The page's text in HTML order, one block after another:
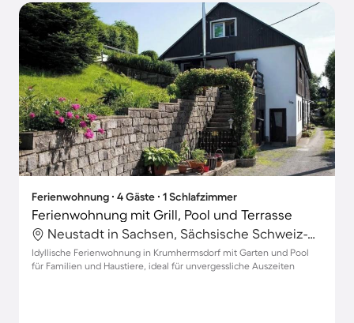
Ferienwohnung ∙ 4 Gäste ∙ 1 Schlafzimmer
Ferienwohnung mit Grill, Pool und Terrasse
Neustadt in Sachsen, Sächsische Schweiz-Osterzgebirge, Deutschland
Idyllische Ferienwohnung in Krumhermsdorf mit Garten und Pool
für Familien und Haustiere, ideal für unvergessliche Auszeiten